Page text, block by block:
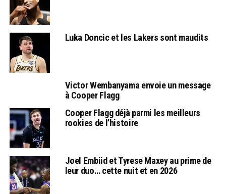
Luka Doncic et les Lakers sont maudits
Victor Wembanyama envoie un message
à Cooper Flagg
Cooper Flagg déjà parmi les meilleurs
rookies de l’histoire
Joel Embiid et Tyrese Maxey au prime de
leur duo… cette nuit et en 2026